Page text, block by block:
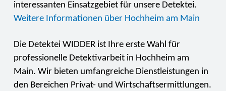
interessanten Einsatzgebiet für unsere Detektei.
Weitere Informationen über Hochheim am Main
Die Detektei WIDDER ist Ihre erste Wahl für
professionelle Detektivarbeit in Hochheim am
Main. Wir bieten umfangreiche Dienstleistungen in
den Bereichen Privat- und Wirtschaftsermittlungen.